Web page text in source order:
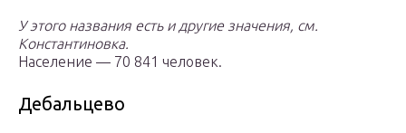
У этого названия есть и другие значения, см.
Константиновка.
Население — 70 841 человек.
Дебальцево